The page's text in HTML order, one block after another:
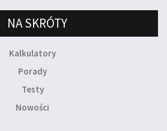
NA SKRÓTY
Kalkulatory
Porady
Testy
Nowości